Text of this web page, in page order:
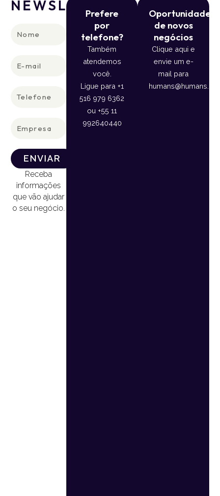
NEWSLETTER
ENVIAR
Receba
informações
que vão ajudar
o seu negócio.
Prefere
por
telefone?
Também
atendemos
você.
Ligue para +1
516 979 6362
ou +55 11
992640440
Oportunidade
de novos
negócios
Clique aqui e
envie um e-
mail para